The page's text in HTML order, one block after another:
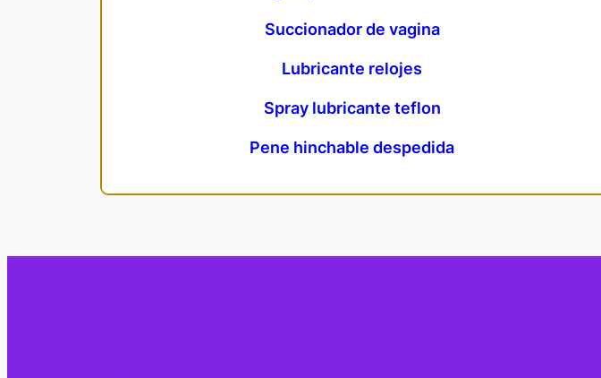
Succionador de vagina
Lubricante relojes
Spray lubricante teflon
Pene hinchable despedida